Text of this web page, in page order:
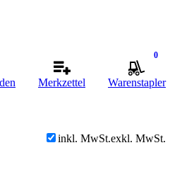
Merkzettel
0
Warenstapler
inkl. MwSt.exkl. MwSt.